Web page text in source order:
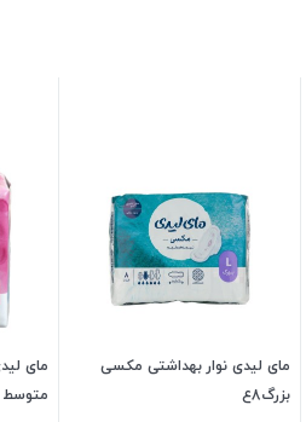
مای لیدی نوار بهداشتی مکسی
بزرگ8ع
مای
متوسط 10